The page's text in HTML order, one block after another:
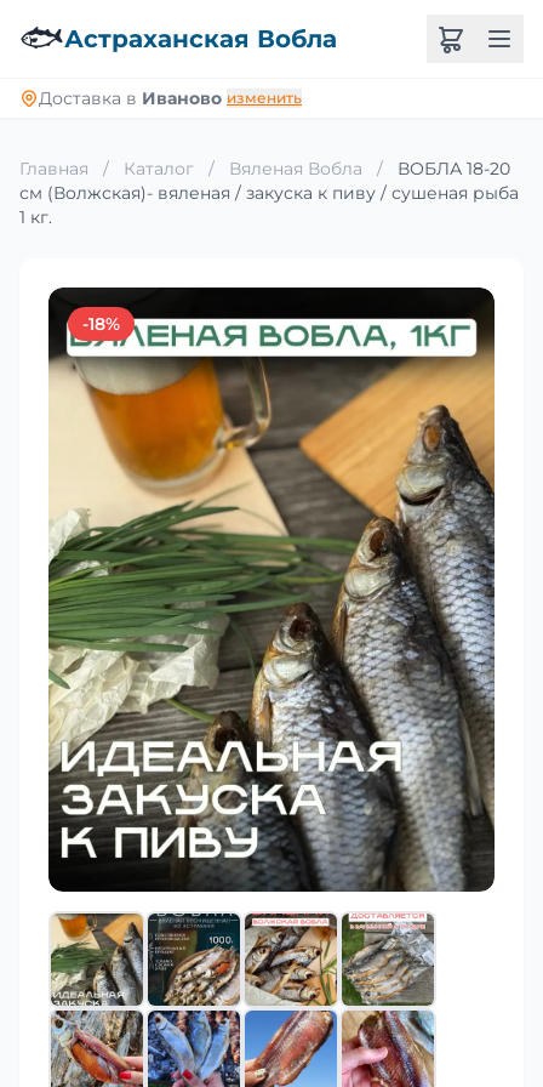
🐟Астраханская Вобла
Доставка в Иваново изменить
Главная / Каталог / Вяленая Вобла /
ВОБЛА 18-20
см (Волжская)- вяленая / закуска к пиву / сушеная рыба
1 кг.
-18%